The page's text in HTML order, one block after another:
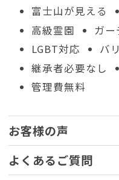
富士山が見える
高級霊園
ガー
LGBT対応
バ
継承者必要なし
管理費無料
お客様の声
よくあるご質問